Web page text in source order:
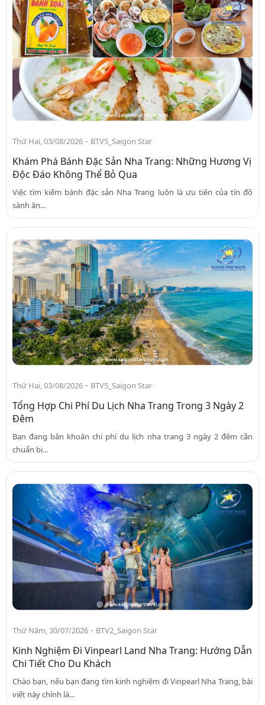
Thứ Hai, 03/08/2026 - BTV5_Saigon Star
Khám Phá Bánh Đặc Sản Nha Trang: Những Hương Vị
Độc Đáo Không Thể Bỏ Qua
Việc tìm kiếm bánh đặc sản Nha Trang luôn là ưu tiên của tín đồ
sành ăn...
Thứ Hai, 03/08/2026 - BTV5_Saigon Star
Tổng Hợp Chi Phí Du Lịch Nha Trang Trong 3 Ngày 2
Đêm
Bạn đang băn khoăn chi phí du lịch nha trang 3 ngày 2 đêm cần
chuẩn bị...
Thứ Năm, 30/07/2026 - BTV2_Saigon Star
Kinh Nghiệm Đi Vinpearl Land Nha Trang: Hướng Dẫn
Chi Tiết Cho Du Khách
Chào bạn, nếu bạn đang tìm kinh nghiệm đi Vinpearl Nha Trang, bài
viết này chính là...